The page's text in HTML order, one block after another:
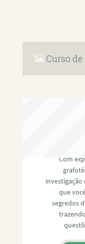
Curso
Com
investigação
que
segredos